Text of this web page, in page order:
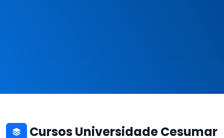
Cursos Universidade Cesumar